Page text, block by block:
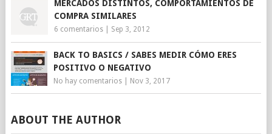
MERCADOS DISTINTOS, COMPORTAMIENTOS DE
COMPRA SIMILARES
6 comentarios| Sep 3, 2012
BACK TO BASICS / SABES MEDIR CÓMO ERES
POSITIVO O NEGATIVO
No hay comentarios| Nov 3, 2017
ABOUT THE AUTHOR